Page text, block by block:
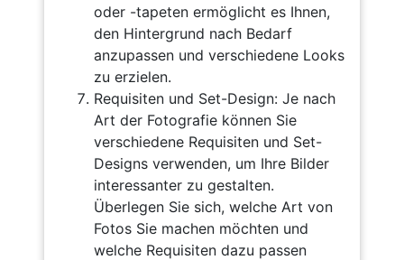
oder -tapeten ermöglicht es Ihnen,
den Hintergrund nach Bedarf
anzupassen und verschiedene Looks
zu erzielen.
Requisiten und Set-Design: Je nach
Art der Fotografie können Sie
verschiedene Requisiten und Set-
Designs verwenden, um Ihre Bilder
interessanter zu gestalten.
Überlegen Sie sich, welche Art von
Fotos Sie machen möchten und
welche Requisiten dazu passen